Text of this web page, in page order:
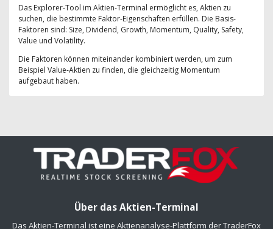
Das Explorer-Tool im Aktien-Terminal ermöglicht es, Aktien zu
suchen, die bestimmte Faktor-Eigenschaften erfüllen. Die Basis-
Faktoren sind: Size, Dividend, Growth, Momentum, Quality, Safety,
Value und Volatility.
Die Faktoren können miteinander kombiniert werden, um zum
Beispiel Value-Aktien zu finden, die gleichzeitig Momentum
aufgebaut haben.
Über das Aktien-Terminal
Das Aktien-Terminal ist eine Aktienanalyse-Plattform der TraderFox